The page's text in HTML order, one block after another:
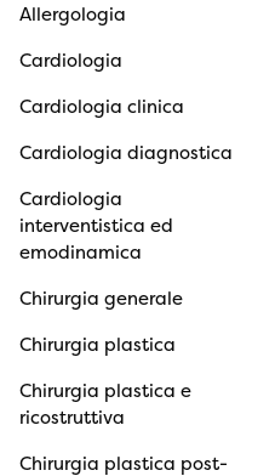
Allergologia
Cardiologia
Cardiologia clinica
Cardiologia diagnostica
Cardiologia
interventistica ed
emodinamica
Chirurgia generale
Chirurgia plastica
Chirurgia plastica e
ricostruttiva
Chirurgia plastica post-